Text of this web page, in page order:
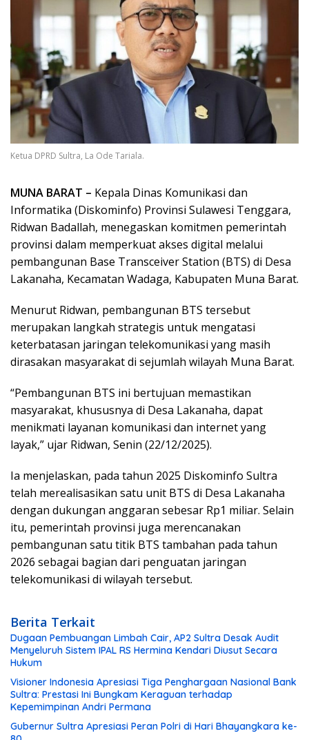
Ketua DPRD Sultra, La Ode Tariala.
MUNA BARAT – Kepala Dinas Komunikasi dan
Informatika (Diskominfo) Provinsi Sulawesi Tenggara,
Ridwan Badallah, menegaskan komitmen pemerintah
provinsi dalam memperkuat akses digital melalui
pembangunan Base Transceiver Station (BTS) di Desa
Lakanaha, Kecamatan Wadaga, Kabupaten Muna Barat.
Menurut Ridwan, pembangunan BTS tersebut
merupakan langkah strategis untuk mengatasi
keterbatasan jaringan telekomunikasi yang masih
dirasakan masyarakat di sejumlah wilayah Muna Barat.
“Pembangunan BTS ini bertujuan memastikan
masyarakat, khususnya di Desa Lakanaha, dapat
menikmati layanan komunikasi dan internet yang
layak,” ujar Ridwan, Senin (22/12/2025).
Ia menjelaskan, pada tahun 2025 Diskominfo Sultra
telah merealisasikan satu unit BTS di Desa Lakanaha
dengan dukungan anggaran sebesar Rp1 miliar. Selain
itu, pemerintah provinsi juga merencanakan
pembangunan satu titik BTS tambahan pada tahun
2026 sebagai bagian dari penguatan jaringan
telekomunikasi di wilayah tersebut.
Berita Terkait
Dugaan Pembuangan Limbah Cair, AP2 Sultra Desak Audit
Menyeluruh Sistem IPAL RS Hermina Kendari Diusut Secara
Hukum
Visioner Indonesia Apresiasi Tiga Penghargaan Nasional Bank
Sultra: Prestasi Ini Bungkam Keraguan terhadap
Kepemimpinan Andri Permana
Gubernur Sultra Apresiasi Peran Polri di Hari Bhayangkara ke-